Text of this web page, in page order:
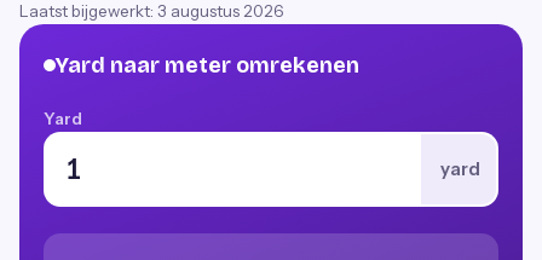
Laatst bijgewerkt: 3 augustus 2026
Yard naar meter omrekenen
Yard
yard